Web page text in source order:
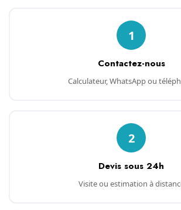
1
Contactez-nous
Calculateur, WhatsApp ou
2
Devis sous 24h
Visite ou estimation à